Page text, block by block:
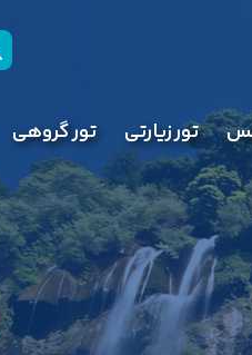
تور زیارتی تور گروهی